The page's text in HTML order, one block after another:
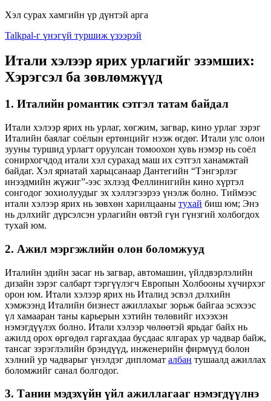
Хэл сурах хамгийн үр дүнтэй арга
Talkpal-г үнэгүй туршиж үзээрэй
Итали хэлээр ярих урлагийг эзэмших:
Хэрэгсэл ба зөвлөмжүүд
1. Италийн романтик сэтгэл татам байдал
Итали хэлээр ярих нь урлаг, хөгжим, загвар, кино урлаг зэрэг
Италийн баялаг соёлын ертөнцийг нээж өгдөг. Итали улс олон
зууны туршид урлагт оруулсан томоохон хувь нэмэр нь соёл
сонирхогчдод итали хэл сурахад маш их сэтгэл ханамжтай
байдаг. Хэл яриатай харьцсанаар Дантегийн “Тэнгэрлэг
инээдмийн жүжиг”-ээс эхлээд Феллинигийн кино хүртэл
сонгодог зохиолуудыг эх хэллэгээрээ үнэлж болно. Тиймээс
итали хэлээр ярих нь зөвхөн харилцааны тухай биш юм; Энэ
нь дэлхийг дүрсэлсэн урлагийн өвтэй гүн гүнзгий холбогдох
тухай юм.
2. Ажил мэргэжлийн олон боломжууд
Италийн эдийн засаг нь загвар, автомашин, үйлдвэрлэлийн
дизайн зэрэг салбарт тэргүүлэгч Европын Холбооны хүчирхэг
орон юм. Итали хэлээр ярих нь Италид эсвэл дэлхийн
хэмжээнд Италийн бизнест ажиллахыг зорьж байгаа эсэхээс
үл хамааран таны карьерын хэтийн төлөвийг ихээхэн
нэмэгдүүлэх болно. Итали хэлээр чөлөөтэй ярьдаг байх нь
ажилд орох өргөдөл гаргахдаа бусдаас ялгарах ур чадвар байж,
тансаг зэрэглэлийн брэндүүд, инженерийн фирмүүд болон
хэлний ур чадварыг үнэлдэг дипломат албан тушаалд ажиллах
боломжийг санал болгодог.
3. Танин мэдэхүйн үйл ажиллагааг нэмэгдүүлнэ